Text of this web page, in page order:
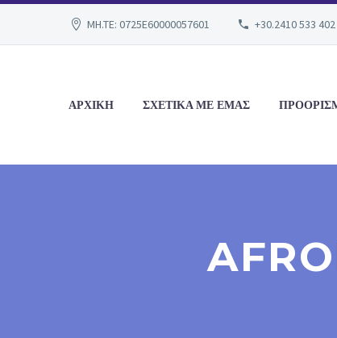
MH.TE: 0725E60000057601 +30.2410 533 402
ΑΡΧΙΚΗ ΣΧΕΤΙΚΑ ΜΕ ΕΜΑΣ